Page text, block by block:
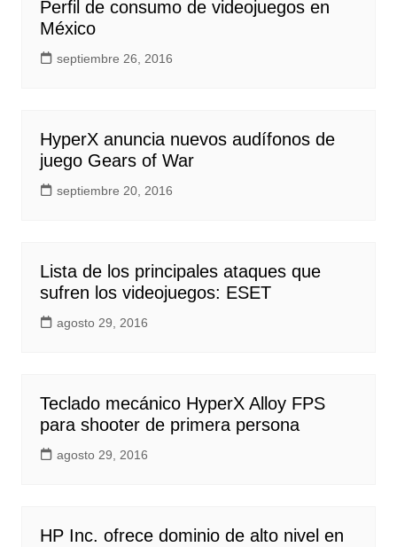
Perfil de consumo de videojuegos en
México
septiembre 26, 2016
HyperX anuncia nuevos audífonos de
juego Gears of War
septiembre 20, 2016
Lista de los principales ataques que
sufren los videojuegos: ESET
agosto 29, 2016
Teclado mecánico HyperX Alloy FPS
para shooter de primera persona
agosto 29, 2016
HP Inc. ofrece dominio de alto nivel en